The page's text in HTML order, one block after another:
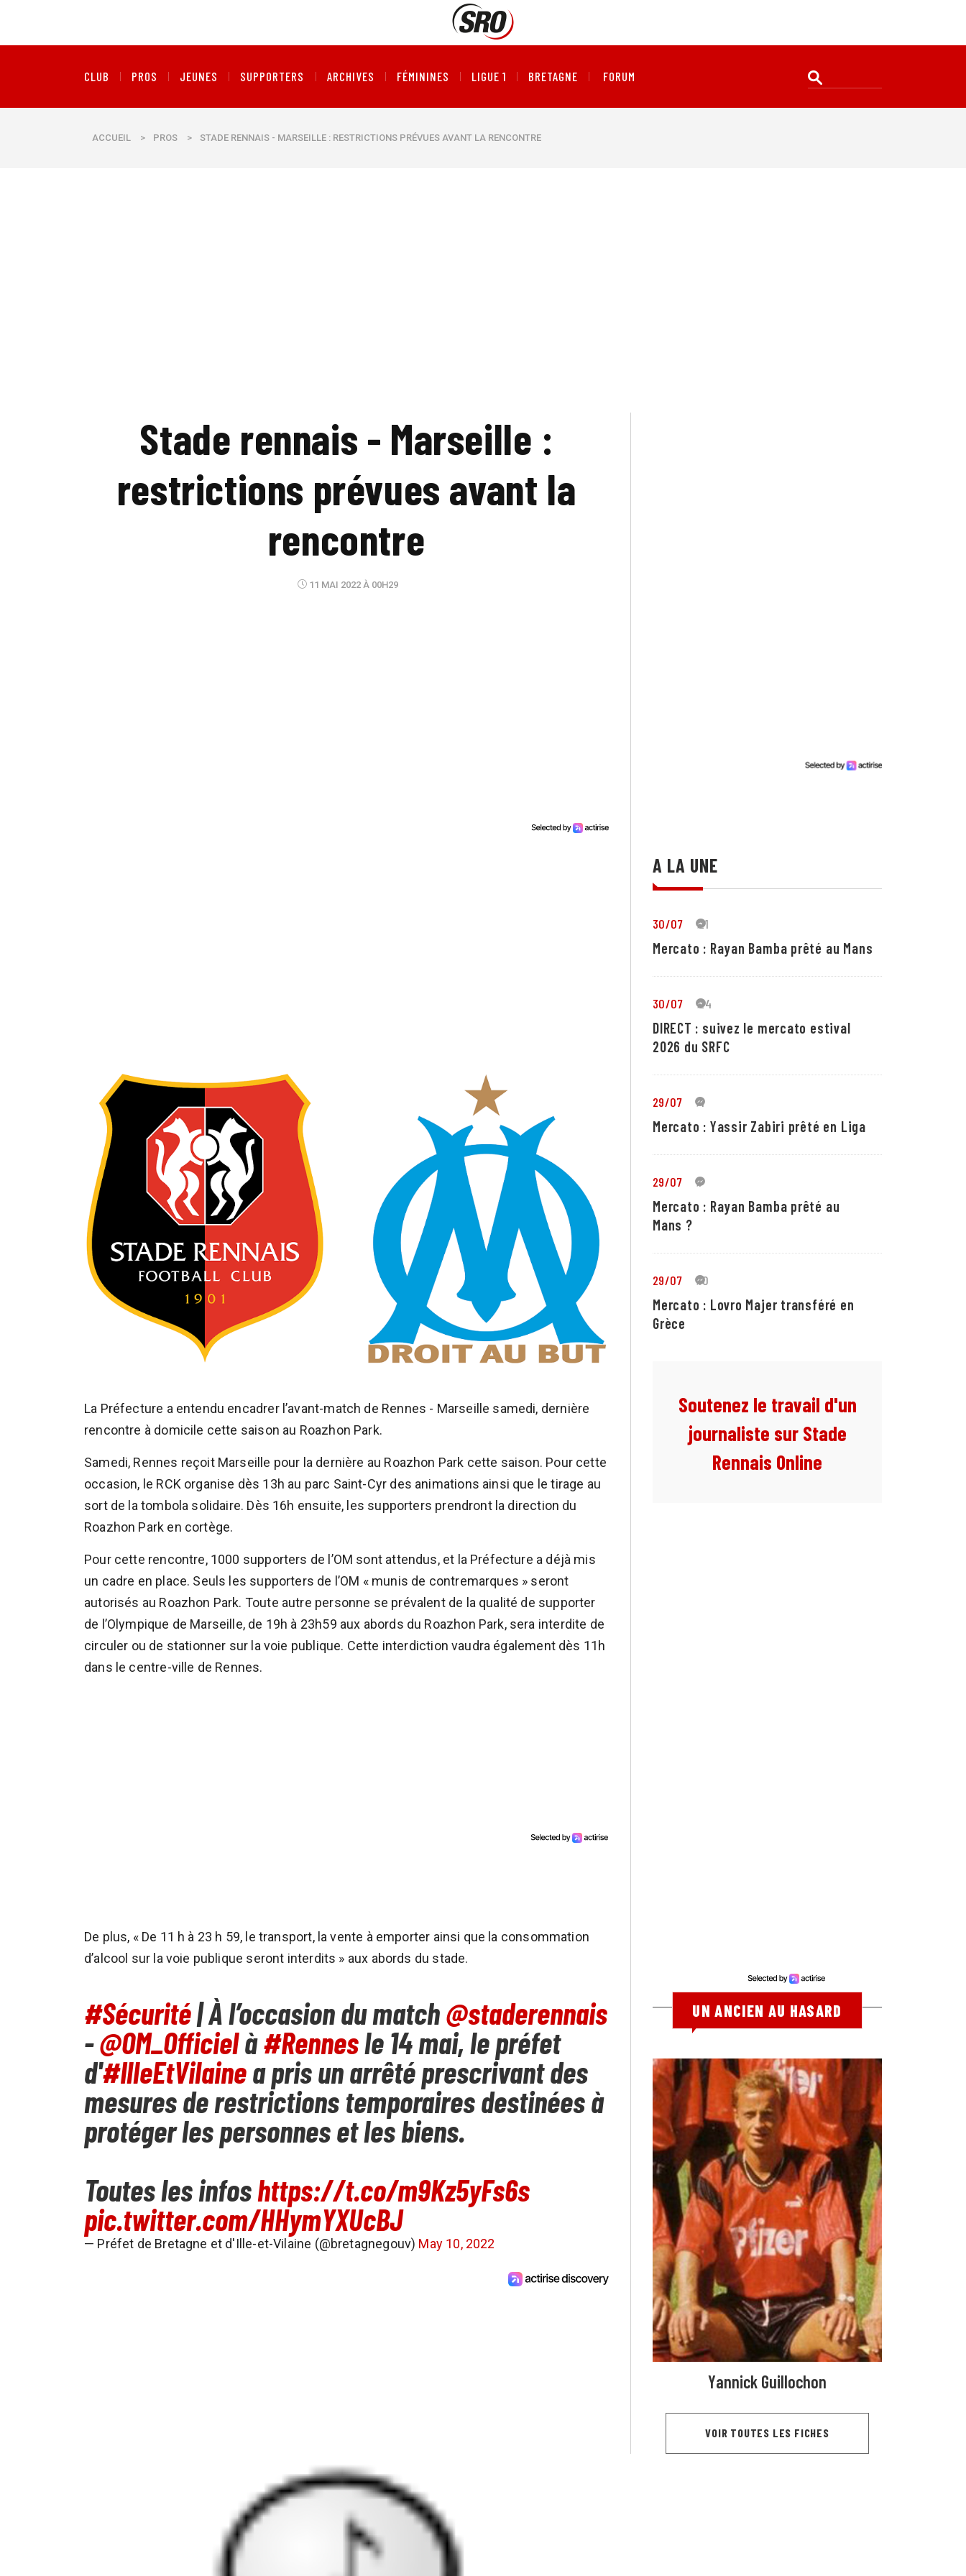
CLUB PROS JEUNES SUPPORTERS ARCHIVES FÉMININES LIGUE 1 BRETAGNE FORUM
ACCUEIL > PROS > STADE RENNAIS - MARSEILLE : RESTRICTIONS PRÉVUES AVANT LA RENCONTRE
Stade rennais - Marseille :
restrictions prévues avant la
rencontre
11 MAI 2022 À 00H29
La Préfecture a entendu encadrer l’avant-match de Rennes - Marseille samedi, dernière
rencontre à domicile cette saison au Roazhon Park.
Samedi, Rennes reçoit Marseille pour la dernière au Roazhon Park cette saison. Pour cette
occasion, le RCK organise dès 13h au parc Saint-Cyr des animations ainsi que le tirage au
sort de la tombola solidaire. Dès 16h ensuite, les supporters prendront la direction du
Roazhon Park en cortège.
Pour cette rencontre, 1000 supporters de l’OM sont attendus, et la Préfecture a déjà mis
un cadre en place. Seuls les supporters de l’OM « munis de contremarques » seront
autorisés au Roazhon Park. Toute autre personne se prévalent de la qualité de supporter
de l’Olympique de Marseille, de 19h à 23h59 aux abords du Roazhon Park, sera interdite de
circuler ou de stationner sur la voie publique. Cette interdiction vaudra également dès 11h
dans le centre-ville de Rennes.
De plus, « De 11 h à 23 h 59, le transport, la vente à emporter ainsi que la consommation
d’alcool sur la voie publique seront interdits » aux abords du stade.
#Sécurité| À l’occasion du match@staderennais
-@OM_Officielà#Rennesle 14 mai, le préfet
d'#IlleEtVilainea pris un arrêté prescrivant des
mesures de restrictions temporaires destinées à
protéger les personnes et les biens.
Toutes les infoshttps://t.co/m9Kz5yFs6s
pic.twitter.com/HHymYXUcBJ
— Préfet de Bretagne et d'Ille-et-Vilaine (@bretagnegouv) May 10, 2022
A LA UNE
30/07 21
Mercato : Rayan Bamba prêté au Mans
30/07 24
DIRECT : suivez le mercato estival
2026 du SRFC
29/07 4
Mercato : Yassir Zabiri prêté en Liga
29/07 1
Mercato : Rayan Bamba prêté au
Mans ?
29/07 10
Mercato : Lovro Majer transféré en
Grèce
Soutenez le travail d'un
journaliste sur Stade
Rennais Online
UN ANCIEN AU HASARD
Yannick Guillochon
VOIR TOUTES LES FICHES